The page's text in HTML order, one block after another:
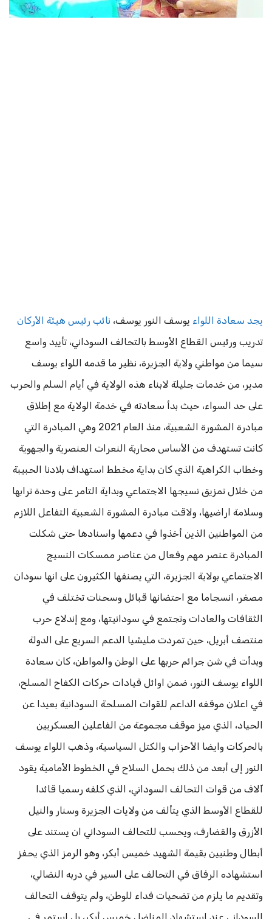
يجد سعادة اللواء يوسف النور يوسف، نائب رئيس هيئة الأركان
تدريب ورئيس القطاع الأوسط بالتحالف السوداني، تأييد واسع
سيما من مواطني ولاية الجزيرة، نظير ما قدمه اللواء يوسف
مدير، من خدمات جليلة لابناء هذه الولاية في أيام السلم والحرب
على حد السواء، حيث بدأ سعادته في خدمة الولاية مع إطلاق
مبادرة المشورة الشعبية، منذ العام 2021 وهي المبادرة التي
كانت تستهدف من الأساس محاربة النعرات العنصرية والجهوية
وخطاب الكراهية الذي كان بداية مخطط استهداف بلادنا الحبيبة
من خلال تمزيق نسيجها الاجتماعي وبداية التامر على وحدة ترابها
وسلامة اراضيها، ولاقت مبادرة المشورة الشعبية التفاعل اللازم
من المواطنين الذين أخذوا في دعمها واسنادها حتى شكلت
المبادرة عنصر مهم وفعال من عناصر ممسكات النسيج
الاجتماعي بولاية الجزيرة، التي يصنفها الكثيرون على انها سودان
مصغر، انسجاما مع احتضانها قبائل وسحنات تختلف في
الثقافات والعادات وتجتمع في سودانيتها، ومع إندلاع حرب
منتصف أبريل، حين تمردت مليشيا الدعم السريع على الدولة
وبدأت في شن جرائم حربها على الوطن والمواطن، كان سعادة
اللواء يوسف النور، ضمن اوائل قيادات حركات الكفاح المسلح،
في اعلان موقفه الداعم للقوات المسلحة السودانية بعيدا عن
الحياد، الذي ميز موقف مجموعة من الفاعلين العسكريين
بالحركات وايضا الأحزاب والكتل السياسية، وذهب اللواء يوسف
النور إلى أبعد من ذلك بحمل السلاح في الخطوط الأمامية يقود
آلاف من قوات التحالف السوداني، الذي كلفه رسميا قائدا
للقطاع الأوسط الذي يتألف من ولايات الجزيرة وسنار والنيل
الأزرق والقضارف، ويحسب للتحالف السوداني ان يستند على
أبطال وطنيين بقيمة الشهيد خميس أبكر، وهو الرمز الذي يحفز
استشهاده الرفاق في التحالف على السير في دربه النضالي،
وتقديم ما يلزم من تضحيات فداء للوطن، ولم يتوقف التحالف